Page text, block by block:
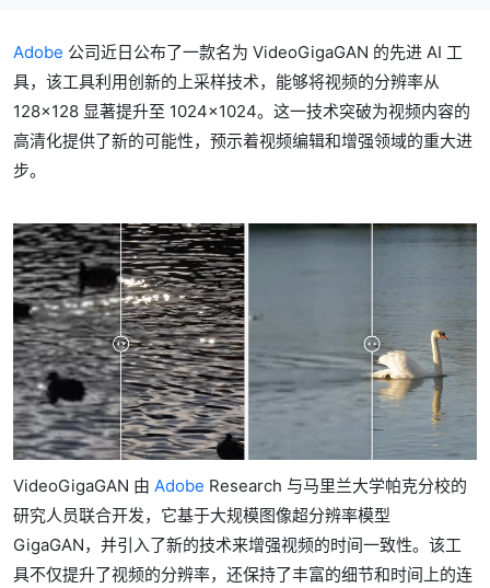
Adobe 公司近日公布了一款名为 VideoGigaGAN 的先进 AI 工
具，该工具利用创新的上采样技术，能够将视频的分辨率从
128×128 显著提升至 1024×1024。这一技术突破为视频内容的
高清化提供了新的可能性，预示着视频编辑和增强领域的重大进
步。
VideoGigaGAN 由 Adobe Research 与马里兰大学帕克分校的
研究人员联合开发，它基于大规模图像超分辨率模型
GigaGAN，并引入了新的技术来增强视频的时间一致性。该工
具不仅提升了视频的分辨率，还保持了丰富的细节和时间上的连